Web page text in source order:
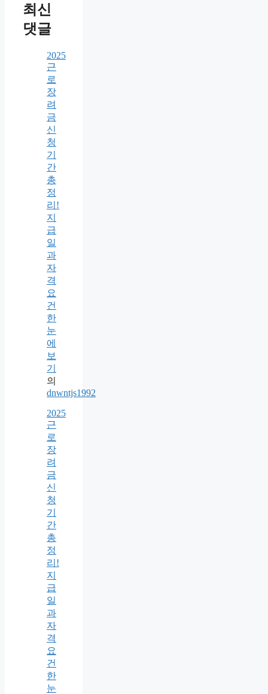
최신
댓글
2025
근
로
장
려
금
신
청
기
간
총
정
리!
지
급
일
과
자
격
요
건
한
눈
에
보
기
의
dnwntjs1992
2025
근
로
장
려
금
신
청
기
간
총
정
리!
지
급
일
과
자
격
요
건
한
눈